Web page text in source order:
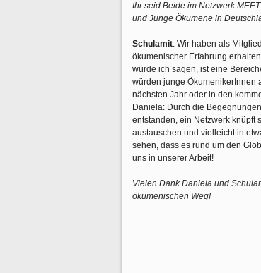
Ihr seid Beide im Netzwerk
und Junge Ökumene in
Schulamit: Wir haben als
ökumenischer Erfahrung
würde ich sagen, ist eine
würden junge ÖkumenikerInnen
nächsten Jahr oder in den
Daniela: Durch die
entstanden, ein Netzwerk knüpft
austauschen und vielleicht in
sehen, dass es rund um den
uns in unserer Arbeit!
Vielen Dank Daniela und
ökumenischen Weg!